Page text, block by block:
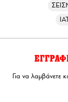
Για να λαμβάνετε